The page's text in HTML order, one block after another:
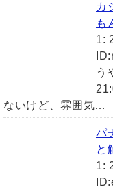
カ
も
1:
う
ないけど、雰囲気…
パ
と
1: